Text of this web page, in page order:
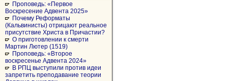
Проповедь: «Первое
Воскресение Адвента 2025»
Почему Реформаты
(Кальвинисты) отрицают реальное
присутствие Христа в Причастии?
О приготовлении к смерти
Мартин Лютер (1519)
Проповедь: «Второе
воскресенье Адвента 2024»
В РПЦ выступили против идеи
запретить преподавание теории